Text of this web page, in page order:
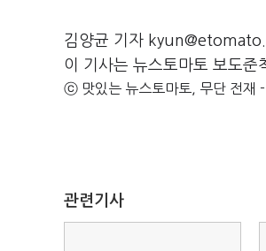
김양균 기자
이 기사는 뉴스토마토 보도준
ⓒ 맛있는 뉴스토마토, 무단 전재 -
관련기사